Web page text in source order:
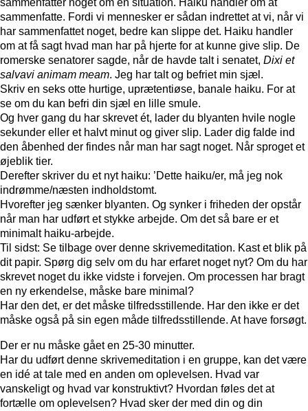
sammenfatter noget om en situation. Haiku handler om at
sammenfatte. Fordi vi mennesker er sådan indrettet at vi, når vi
har sammenfattet noget, bedre kan slippe det. Haiku handler
om at få sagt hvad man har på hjerte for at kunne give slip. De
romerske senatorer sagde, når de havde talt i senatet, Dixi et
salvavi animam meam. Jeg har talt og befriet min sjæl.
Skriv en seks otte hurtige, uprætentiøse, banale haiku. For at
se om du kan befri din sjæl en lille smule.
Og hver gang du har skrevet ét, lader du blyanten hvile nogle
sekunder eller et halvt minut og giver slip. Lader dig falde ind
den åbenhed der findes når man har sagt noget. Når sproget et
øjeblik tier.
Derefter skriver du et nyt haiku: ’Dette haiku/er, må jeg nok
indrømme/næsten indholdstomt.
Hvorefter jeg sænker blyanten. Og synker i friheden der opstår
når man har udført et stykke arbejde. Om det så bare er et
minimalt haiku-arbejde.
Til sidst: Se tilbage over denne skrivemeditation. Kast et blik på
dit papir. Spørg dig selv om du har erfaret noget nyt? Om du har
skrevet noget du ikke vidste i forvejen. Om processen har bragt
en ny erkendelse, måske bare minimal?
Har den det, er det måske tilfredsstillende. Har den ikke er det
måske også på sin egen måde tilfredsstillende. At have forsøgt.
Der er nu måske gået en 25-30 minutter.
Har du udført denne skrivemeditation i en gruppe, kan det være
en idé at tale med en anden om oplevelsen. Hvad var
vanskeligt og hvad var konstruktivt? Hvordan føles det at
fortælle om oplevelsen? Hvad sker der med din og din